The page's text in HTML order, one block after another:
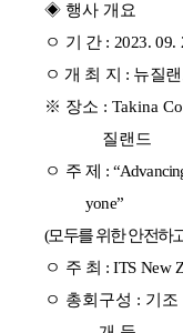
◈ 행사 개요
ㅇ 기 간 : 2023. 09.
ㅇ 개 최 지 : 뉴질
※ 장소 : Takina
질랜드
ㅇ 주 제 :
yone”
(모두를 위한 안전하
ㅇ 주 최 : ITS New
ㅇ 총회구성 : 기조